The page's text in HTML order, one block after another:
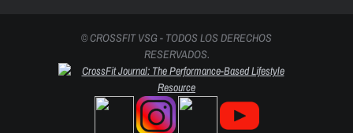
© CROSSFIT VSG - TODOS LOS DERECHOS
RESERVADOS.